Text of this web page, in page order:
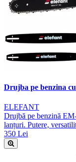
Drujba pe benzina
ELEFANT
Drujbă pe benzină
lanțuri. Putere,
350 Lei